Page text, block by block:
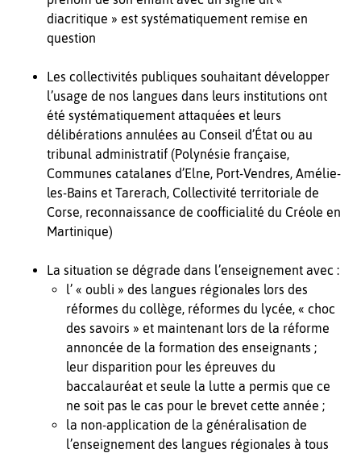
diacritique » est systématiquement remise en
question
Les collectivités publiques souhaitant développer
l’usage de nos langues dans leurs institutions ont
été systématiquement attaquées et leurs
délibérations annulées au Conseil d’État ou au
tribunal administratif (Polynésie française,
Communes catalanes d’Elne, Port-Vendres, Amélie-
les-Bains et Tarerach, Collectivité territoriale de
Corse, reconnaissance de coofficialité du Créole en
Martinique)
La situation se dégrade dans l’enseignement avec :
l’ « oubli » des langues régionales lors des
réformes du collège, réformes du lycée, « choc
des savoirs » et maintenant lors de la réforme
annoncée de la formation des enseignants ;
leur disparition pour les épreuves du
baccalauréat et seule la lutte a permis que ce
ne soit pas le cas pour le brevet cette année ;
la non-application de la généralisation de
l’enseignement des langues régionales à tous